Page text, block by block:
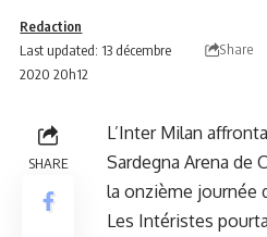
Last updated: 13 décembre
2020 20h12
Redaction
Share
SHARE
L’Inter Milan
Sardegna Arena de
la onzième journée
Les Intéristes